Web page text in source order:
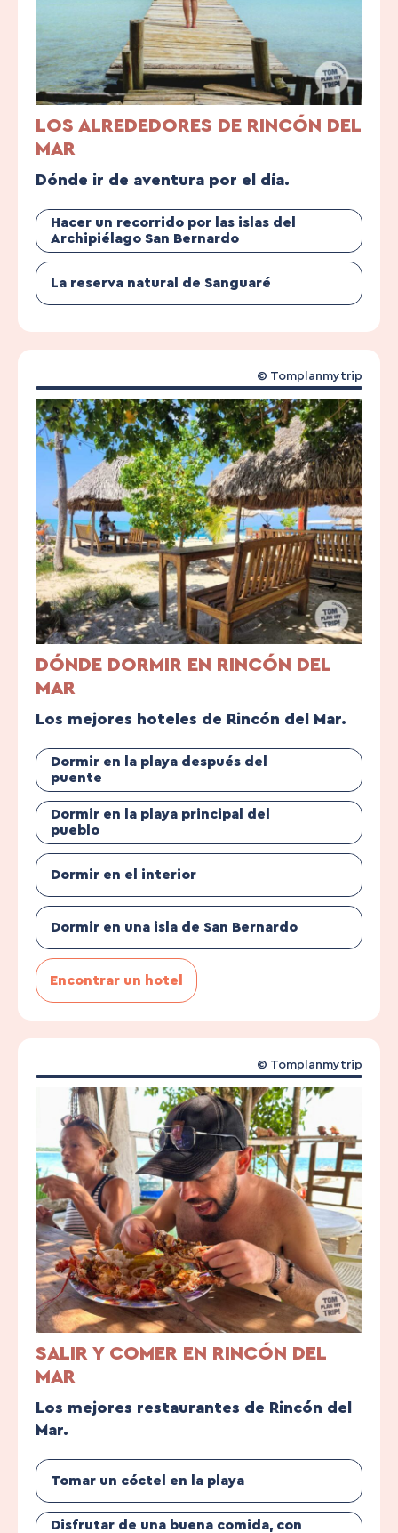
LOS ALREDEDORES DE RINCÓN DEL
MAR
Dónde ir de aventura por el día.
Hacer un recorrido por las islas del
Archipiélago San Bernardo
La reserva natural de Sanguaré
DÓNDE DORMIR EN RINCÓN DEL
MAR
Los mejores hoteles de Rincón del Mar.
Dormir en la playa después del
puente
Dormir en la playa principal del
pueblo
Dormir en el interior
Dormir en una isla de San Bernardo
Encontrar un hotel
© Tomplanmytrip
SALIR Y COMER EN RINCÓN DEL
MAR
Los mejores restaurantes de Rincón del
Mar.
Tomar un cóctel en la playa
Disfrutar de una buena comida, con
© Tomplanmytrip